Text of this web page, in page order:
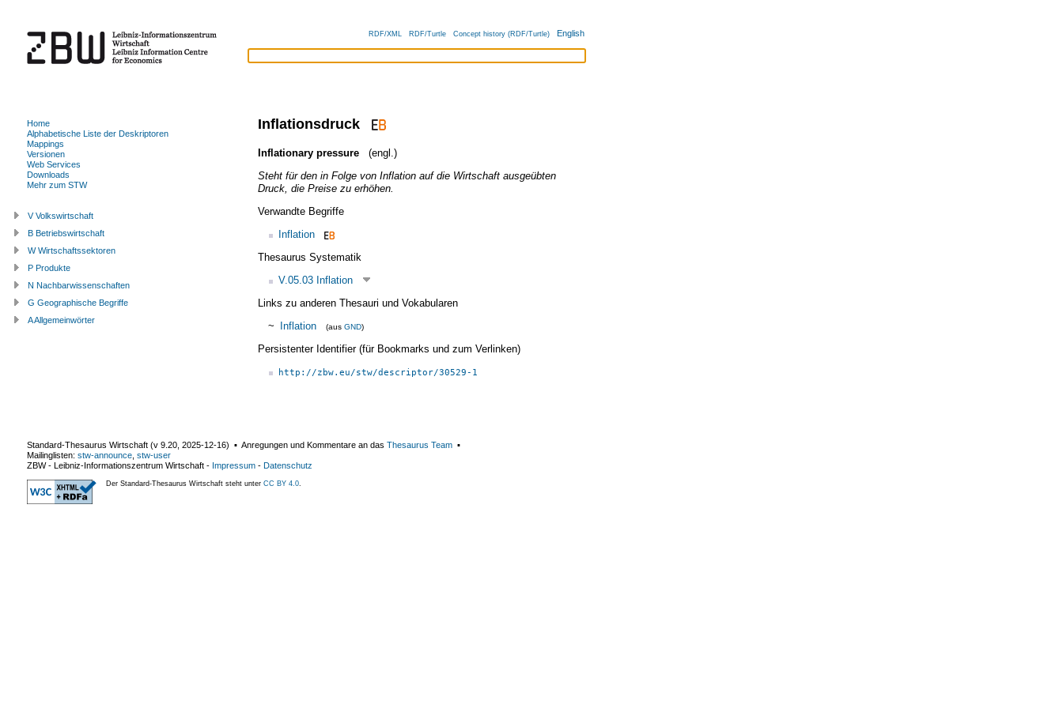
RDF/XML RDF/Turtle Concept history (RDF/Turtle) English
Inflationsdruck
Inflationary pressure
(engl.)
Steht für den in Folge von Inflation auf die Wirtschaft ausgeübten
Druck, die Preise zu erhöhen.
Verwandte Begriffe
Inflation
Thesaurus Systematik
V.05.03 Inflation
Links zu anderen Thesauri und Vokabularen
~ Inflation (aus GND)
Persistenter Identifier (für Bookmarks und zum Verlinken)
http://zbw.eu/stw/descriptor/30529-1
Home
Alphabetische Liste der Deskriptoren
Mappings
Versionen
Web Services
Downloads
Mehr zum STW
V Volkswirtschaft
B Betriebswirtschaft
W Wirtschaftssektoren
P Produkte
N Nachbarwissenschaften
G Geographische Begriffe
A Allgemeinwörter
Standard-Thesaurus Wirtschaft (v 9.20 2025-12-16) ▪ Anregungen und Kommentare an das Thesaurus Team ▪
Mailinglisten: stw-announce stw-user
ZBW - Leibniz-Informationszentrum Wirtschaft - Impressum - Datenschutz
Der Standard-Thesaurus Wirtschaft steht unter CC BY 4.0